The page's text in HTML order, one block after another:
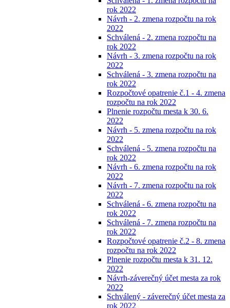
rok 2022
Návrh - 2. zmena rozpočtu na rok
2022
Schválená - 2. zmena rozpočtu na
rok 2022
Návrh - 3. zmena rozpočtu na rok
2022
Schválená - 3. zmena rozpočtu na
rok 2022
Rozpočtové opatrenie č.1 - 4. zmena
rozpočtu na rok 2022
Plnenie rozpočtu mesta k 30. 6.
2022
Návrh - 5. zmena rozpočtu na rok
2022
Schválená - 5. zmena rozpočtu na
rok 2022
Návrh - 6. zmena rozpočtu na rok
2022
Návrh - 7. zmena rozpočtu na rok
2022
Schválená - 6. zmena rozpočtu na
rok 2022
Schválená - 7. zmena rozpočtu na
rok 2022
Rozpočtové opatrenie č.2 - 8. zmena
rozpočtu na rok 2022
Plnenie rozpočtu mesta k 31. 12.
2022
Návrh-záverečný účet mesta za rok
2022
Schválený - záverečný účet mesta za
rok 2022